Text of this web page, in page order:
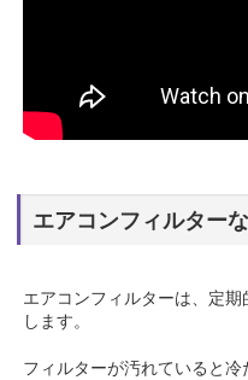
エアコンフィルター
エアコンフィルターは、定
します。
フィルターが汚れていると